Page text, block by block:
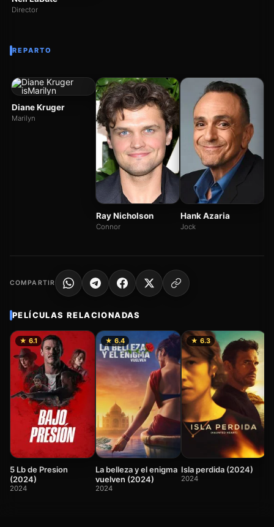
Director
REPARTO
Diane Kruger
Marilyn
Ray Nicholson
Connor
Hank Azaria
Jock
COMPARTIR
PELÍCULAS RELACIONADAS
★ 6.1
5 Lb de Presion
(2024)
2024
★ 6.4
La belleza y el enigma
vuelven (2024)
2024
★ 6.3
Isla perdida (2024)
2024